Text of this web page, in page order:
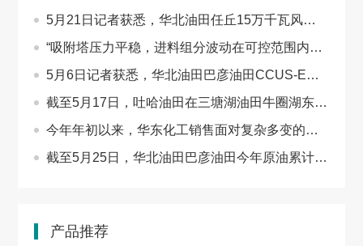
5月21日记者获悉，华北油田任丘15万千瓦风电项目首…
“吸附塔压力平稳，进料组分波动在可控范围内，这次…
5月6日记者获悉，华北油田巴彦油田CCUS-EOR先导试验…
截至5月17日，吐哈油田在三塘湖油田牛圈湖东区应用…
今年年初以来，华东化工销售面对复杂多变的市场形势…
截至5月25日，华北油田巴彦油田今年原油累计产量近…
产品推荐